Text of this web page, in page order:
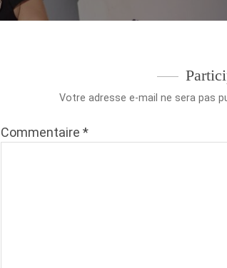
Votre adresse e-mail ne sera pas
Commentaire *